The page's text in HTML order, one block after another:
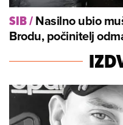
SIB/Nasilno ubio
Brodu, počinitelj